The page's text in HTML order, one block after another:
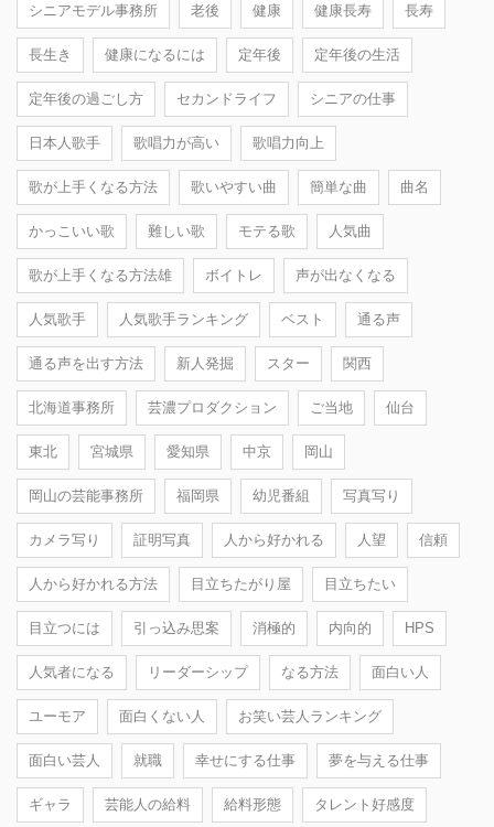
シニアモデル事務所 老後 健康 健康長寿 長寿
長生き 健康になるには 定年後 定年後の生活
定年後の過ごし方 セカンドライフ シニアの仕事
日本人歌手 歌唱力が高い 歌唱力向上
歌が上手くなる方法 歌いやすい曲 簡単な曲 曲名
かっこいい歌 難しい歌 モテる歌 人気曲
歌が上手くなる方法雄 ボイトレ 声が出なくなる
人気歌手 人気歌手ランキング ベスト 通る声
通る声を出す方法 新人発掘 スター 関西
北海道事務所 芸濃プロダクション ご当地 仙台
東北 宮城県 愛知県 中京 岡山
岡山の芸能事務所 福岡県 幼児番組 写真写り
カメラ写り 証明写真 人から好かれる 人望 信頼
人から好かれる方法 目立ちたがり屋 目立ちたい
目立つには 引っ込み思案 消極的 内向的 HPS
人気者になる リーダーシップ なる方法 面白い人
ユーモア 面白くない人 お笑い芸人ランキング
面白い芸人 就職 幸せにする仕事 夢を与える仕事
ギャラ 芸能人の給料 給料形態 タレント好感度